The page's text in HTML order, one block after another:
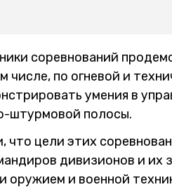
соревнований
числе, по огневой и
умения в
штурмовой полосы.
цели этих
дивизионов и их
оружием и военной